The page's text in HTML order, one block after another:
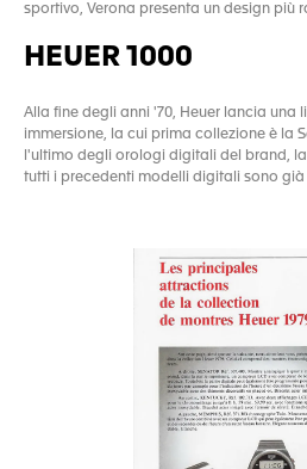
sportivo, Verona presenta un design più
HEUER 1000
Alla fine degli anni '70, Heuer lancia
immersione, la cui prima collezione è la
l'ultimo degli orologi digitali del brand,
tutti i precedenti modelli digitali sono già